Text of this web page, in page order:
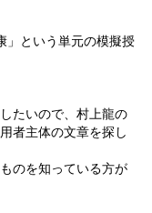
」という単元の模擬授
たいので、村上龍の
者主体の文章を探し
のを知っている方が